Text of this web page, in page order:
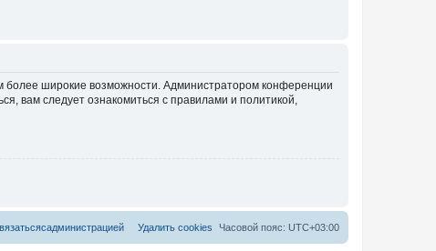
более широкие возможности. Администратором конференции
вам следует ознакомиться с правилами и политикой,
Часовой пояс: UTC+03:00
Удалить cookies
вязатьсясадминистрацией